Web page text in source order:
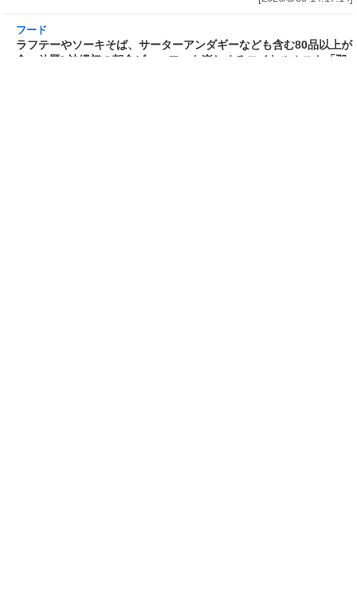
[2026/3/30 15:17:42]
フード
熱湯5分でふっくら白ご飯! カレーや納豆、牛丼